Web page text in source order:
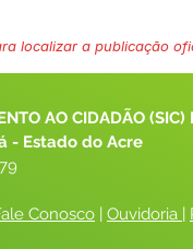
localizar a publicação
AO CIDADÃO (SIC)
- Estado do Acre
Conosco | Ouvidoria |